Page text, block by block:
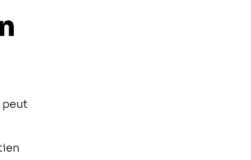
peut